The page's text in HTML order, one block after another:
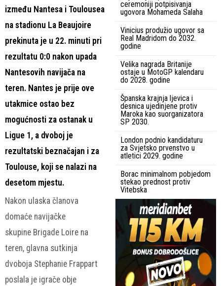
između Nantesa i Toulousea
na stadionu La Beaujoire
prekinuta je u 22. minuti pri
rezultatu 0:0 nakon upada
Nantesovih navijača na
teren. Nantes je prije ove
utakmice ostao bez
mogućnosti za ostanak u
Ligue 1, a dvoboj je
rezultatski beznačajan i za
Toulouse, koji se nalazi na
desetom mjestu.
Nakon ulaska članova
domaće navijačke
skupine Brigade Loire na
teren, glavna sutkinja
dvoboja Stephanie Frappart
poslala je igrače obje
ceremoniji potpisivanja
ugovora Mohameda Salaha
Vinicius produžio ugovor sa
Real Madridom do 2032.
godine
Velika nagrada Britanije
ostaje u MotoGP kalendaru
do 2028. godine
Španska krajnja ljevica i
desnica ujedinjene protiv
Maroka kao suorganizatora
SP 2030.
London podnio kandidaturu
za Svjetsko prvenstvo u
atletici 2029. godine
Borac minimalnom pobjedom
stekao prednost protiv
Vitebska